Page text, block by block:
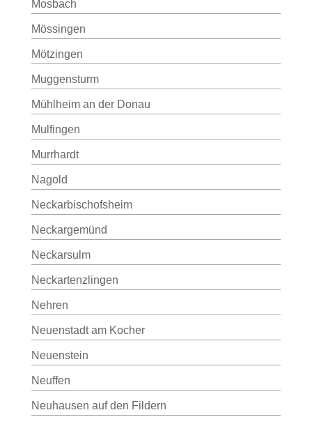
Mosbach
Mössingen
Mötzingen
Muggensturm
Mühlheim an der Donau
Mulfingen
Murrhardt
Nagold
Neckarbischofsheim
Neckargemünd
Neckarsulm
Neckartenzlingen
Nehren
Neuenstadt am Kocher
Neuenstein
Neuffen
Neuhausen auf den Fildern